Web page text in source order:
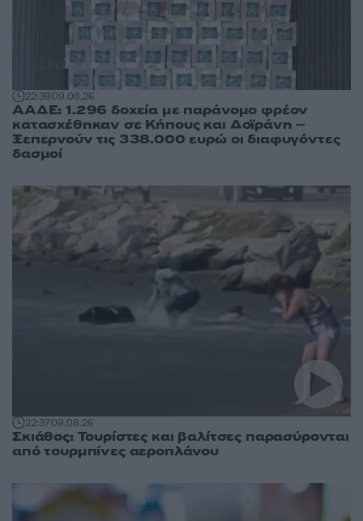
22:3909.08.26
ΑΑΔΕ: 1.296 δοχεία με παράνομο φρέον
κατασχέθηκαν σε Κήπους και Δοϊράνη –
Ξεπερνούν τις 338.000 ευρώ οι διαφυγόντες
δασμοί
22:3709.08.26
Σκιάθος: Τουρίστες και βαλίτσες παρασύρονται
από τουρμπίνες αεροπλάνου